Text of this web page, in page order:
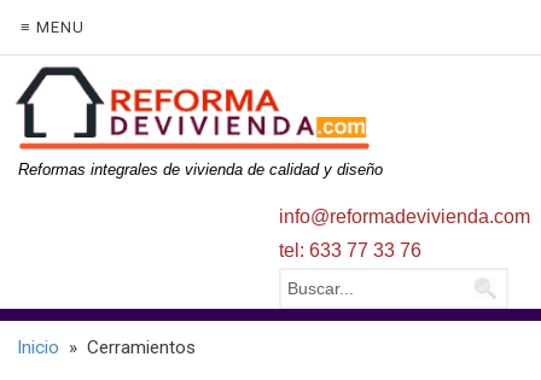
≡ MENU
Reformas integrales de vivienda de calidad y diseño
info@reformadevivienda.com
tel: 633 77 33 76
Inicio » Cerramientos